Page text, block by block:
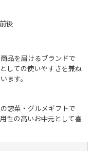
後
品を届けるブランドで
しての使いやすさを兼ね
ます。
惣菜・グルメギフトで
性の高いお中元として喜